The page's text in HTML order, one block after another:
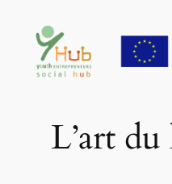
contenu
L’art